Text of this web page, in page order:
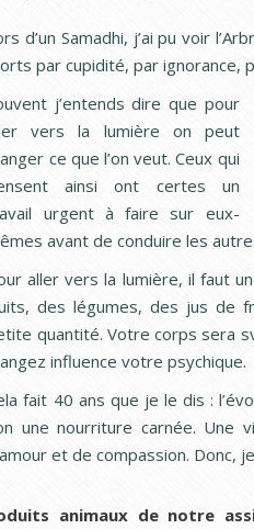
d’un Samadhi, j’ai pu voir
par cupidité, par ignorance,
j’entends dire que pour
vers la lumière on peut
ce que l’on veut. Ceux qui
ainsi ont certes un
urgent à faire sur eux-
avant de conduire les
aller vers la lumière, il faut
des légumes, des jus de
quantité. Votre corps sera
influence votre psychique.
fait 40 ans que je le dis :
une nourriture carnée. Une
et de compassion. Donc,
animaux de notre